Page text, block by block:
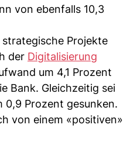
von ebenfalls 10,3
Projekte
der Digitalisierung
um 4,1 Prozent
Bank. Gleichzeitig sei
0,9 Prozent gesunken.
von einem «positiven»